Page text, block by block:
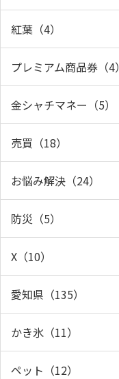
紅葉（4）
プレミアム商品券（4）
金シャチマネー（5）
売買（18）
お悩み解決（24）
防災（5）
X（10）
愛知県（135）
かき氷（11）
ペット（12）